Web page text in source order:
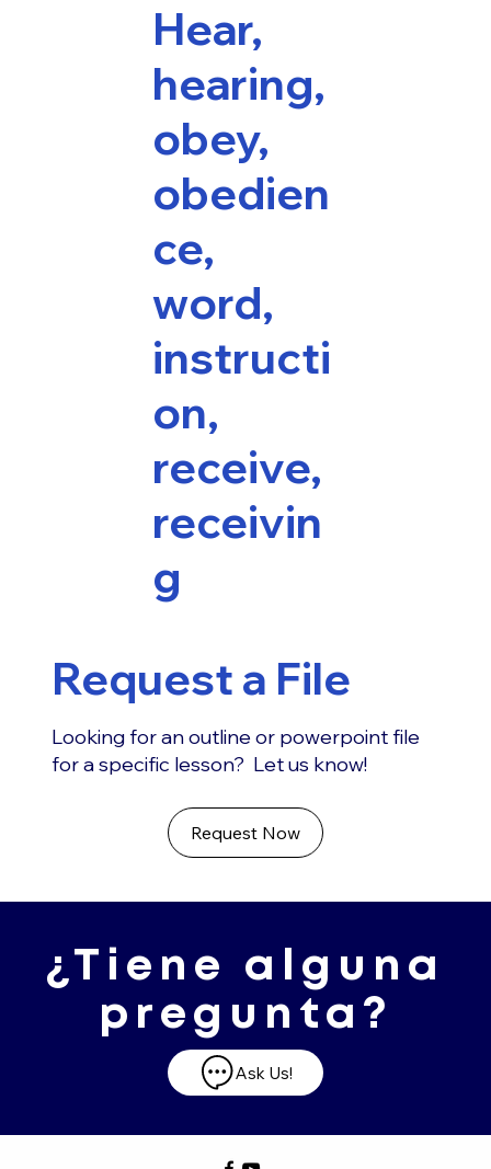
Hear,
hearing,
obey,
obedien
ce,
word,
instructi
on,
receive,
receivin
g
Request a File
Looking for an outline or powerpoint file
for a specific lesson? Let us know!
Request Now
¿Tiene alguna
pregunta?
Ask Us!